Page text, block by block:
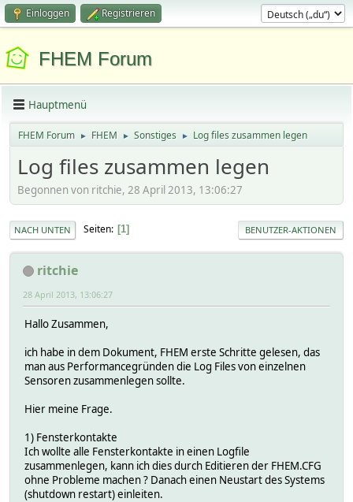
Einloggen Registrieren
FHEM Forum
Hauptmenü
FHEM Forum ► FHEM ► Sonstiges ► Log files zusammen legen
Log files zusammen legen
Begonnen von ritchie, 28 April 2013, 13:06:27
NACH UNTEN Seiten 1 BENUTZER-AKTIONEN
ritchie
28 April 2013, 13:06:27
Hallo Zusammen,
ich habe in dem Dokument, FHEM erste Schritte gelesen, das
man aus Performancegründen die Log Files von einzelnen
Sensoren zusammenlegen sollte.
Hier meine Frage.
1) Fensterkontakte
Ich wollte alle Fensterkontakte in einen Logfile
zusammenlegen, kann ich dies durch Editieren der FHEM.CFG
ohne Probleme machen ? Danach einen Neustart des Systems
(shutdown restart) einleiten.